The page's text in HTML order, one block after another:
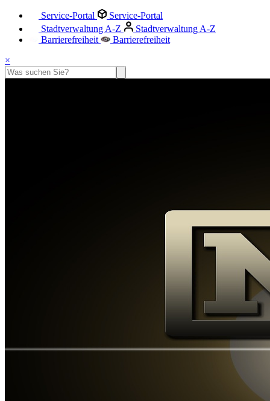
Service-Portal
Service-Portal
Stadtverwaltung A-Z
Stadtverwaltung A-Z
Barrierefreiheit
Barrierefreiheit
×